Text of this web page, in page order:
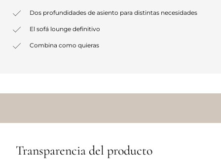
Dos profundidades de asiento para distintas necesidades
El sofá lounge definitivo
Combina como quieras
Transparencia del producto